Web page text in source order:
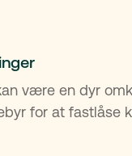
være en dyr
for at fastlåse